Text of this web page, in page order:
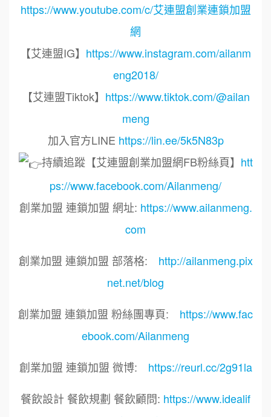
https://www.youtube.com/c/艾連盟創業連鎖加盟
網
【艾連盟IG】 https://www.instagram.com/ailanm
eng2018/
【艾連盟Tiktok】 https://www.tiktok.com/@ailan
meng
加入官方LINE https://lin.ee/5k5N83p
持續追蹤【艾連盟創業加盟網FB粉絲頁】 htt
ps://www.facebook.com/Ailanmeng/
創業加盟 連鎖加盟 網址: https://www.ailanmeng.
com
創業加盟 連鎖加盟 部落格: http://ailanmeng.pix
net.net/blog
創業加盟 連鎖加盟 粉絲團專頁: https://www.fac
ebook.com/Ailanmeng
創業加盟 連鎖加盟 微博: https://reurl.cc/2g91la
餐飲設計 餐飲規劃 餐飲顧問: https://www.idealif